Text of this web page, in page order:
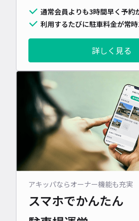
通常会員よりも3時間早く予約
利用するたびに駐車料金が常
詳しく見る
アキッパならオーナー機能も充実
スマホでかんたん